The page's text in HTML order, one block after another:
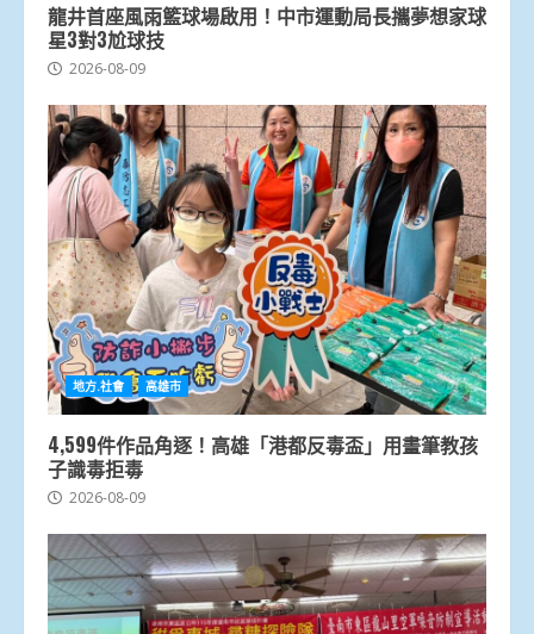
龍井首座風雨籃球場啟用！中市運動局長攜夢想家球
星3對3尬球技
2026-08-09
地方.社會 高雄市
4,599件作品角逐！高雄「港都反毒盃」用畫筆教孩
子識毒拒毒
2026-08-09